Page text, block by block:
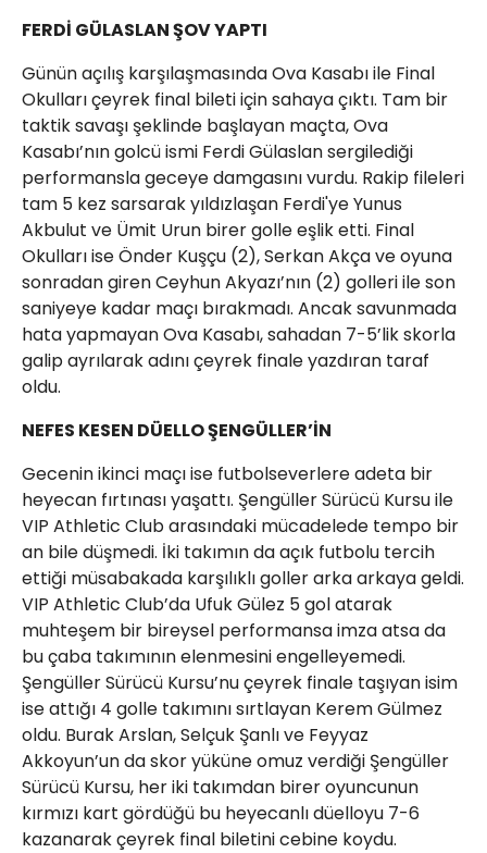
FERDİ GÜLASLAN ŞOV YAPTI
Günün açılış karşılaşmasında Ova Kasabı ile Final
Okulları çeyrek final bileti için sahaya çıktı. Tam bir
taktik savaşı şeklinde başlayan maçta, Ova
Kasabı’nın golcü ismi Ferdi Gülaslan sergilediği
performansla geceye damgasını vurdu. Rakip fileleri
tam 5 kez sarsarak yıldızlaşan Ferdi'ye Yunus
Akbulut ve Ümit Urun birer golle eşlik etti. Final
Okulları ise Önder Kuşçu (2), Serkan Akça ve oyuna
sonradan giren Ceyhun Akyazı’nın (2) golleri ile son
saniyeye kadar maçı bırakmadı. Ancak savunmada
hata yapmayan Ova Kasabı, sahadan 7-5’lik skorla
galip ayrılarak adını çeyrek finale yazdıran taraf
oldu.
NEFES KESEN DÜELLO ŞENGÜLLER’İN
Gecenin ikinci maçı ise futbolseverlere adeta bir
heyecan fırtınası yaşattı. Şengüller Sürücü Kursu ile
VIP Athletic Club arasındaki mücadelede tempo bir
an bile düşmedi. İki takımın da açık futbolu tercih
ettiği müsabakada karşılıklı goller arka arkaya geldi.
VIP Athletic Club’da Ufuk Gülez 5 gol atarak
muhteşem bir bireysel performansa imza atsa da
bu çaba takımının elenmesini engelleyemedi.
Şengüller Sürücü Kursu’nu çeyrek finale taşıyan isim
ise attığı 4 golle takımını sırtlayan Kerem Gülmez
oldu. Burak Arslan, Selçuk Şanlı ve Feyyaz
Akkoyun’un da skor yüküne omuz verdiği Şengüller
Sürücü Kursu, her iki takımdan birer oyuncunun
kırmızı kart gördüğü bu heyecanlı düelloyu 7-6
kazanarak çeyrek final biletini cebine koydu.